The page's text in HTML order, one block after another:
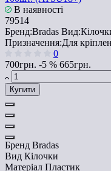
В наявності
79514
Бренд:Bradas Вид:
Призначення:Для
0
700грн. -5 % 665грн.
Купити
Бренд Bradas
Вид Кілочки
Матеріал Пластик